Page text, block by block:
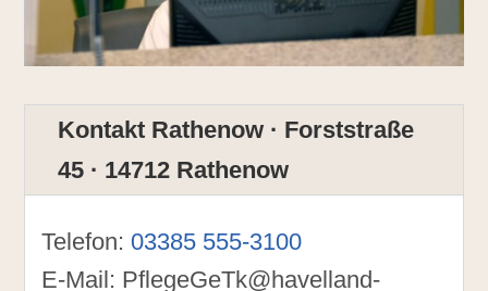
Kontakt Rathenow · Forststraße
45 · 14712 Rathenow
Telefon: 03385 555-3100
E-Mail: PflegeGeTk@havelland-